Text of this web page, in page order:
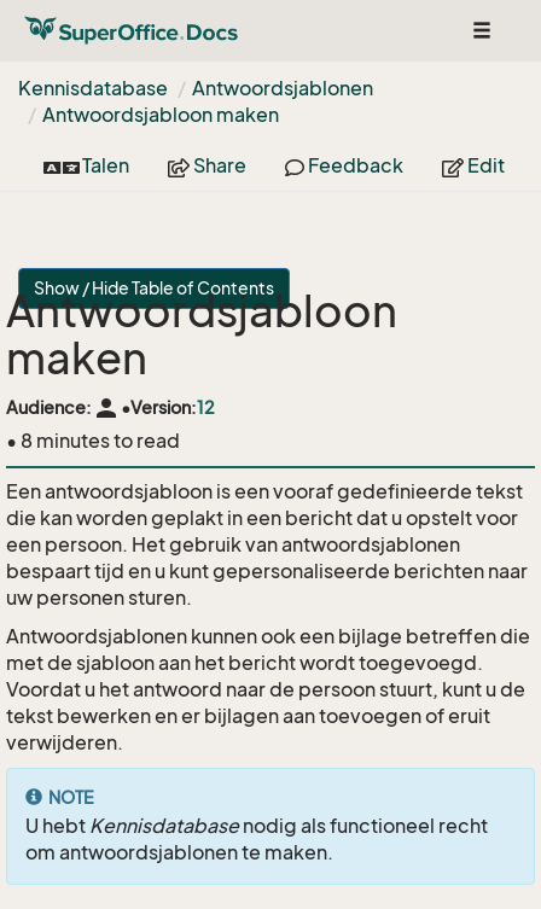
Toggle
Kennisdatabase
Antwoordsjablonen
Antwoordsjabloon maken
Talen Share Feedback Edit
Show / Hide Table of Contents
Antwoordsjabloon
maken
Audience: person •Version:12
• 8 minutes to read
Een antwoordsjabloon is een vooraf gedefinieerde tekst
die kan worden geplakt in een bericht dat u opstelt voor
een persoon. Het gebruik van antwoordsjablonen
bespaart tijd en u kunt gepersonaliseerde berichten naar
uw personen sturen.
Antwoordsjablonen kunnen ook een bijlage betreffen die
met de sjabloon aan het bericht wordt toegevoegd.
Voordat u het antwoord naar de persoon stuurt, kunt u de
tekst bewerken en er bijlagen aan toevoegen of eruit
verwijderen.
NOTE
U hebt Kennisdatabasenodig als functioneel recht
om antwoordsjablonen te maken.